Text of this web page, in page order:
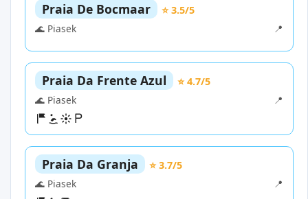
Praia De Bocmaar
⭐ 3.5/5
🌊 Piasek
📍
Praia Da Frente Azul
⭐ 4.7/5
🌊 Piasek
📍
Praia Da Granja
⭐ 3.7/5
🌊 Piasek
📍